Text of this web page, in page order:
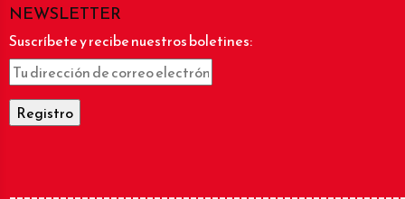
NEWSLETTER
Suscríbete y recibe nuestros boletines: